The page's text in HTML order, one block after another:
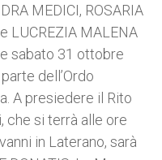
MEDICI, ROSARIA
LUCREZIA MALENA
sabato 31 ottobre
dell’Ordo
A presiedere il Rito
che si terrà alle ore
in Laterano, sarà